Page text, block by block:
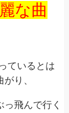
な曲
ているとは
り、
飛んで行く